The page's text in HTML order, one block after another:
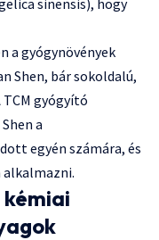
a gyógynövények
Shen, bár sokoldalú,
gyógyító
a
egyén számára, és
alkalmazni.